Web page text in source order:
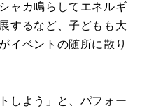
ャカ鳴らしてエネルギ
するなど、子どもも大
イベントの随所に散り
しよう」と、パフォー